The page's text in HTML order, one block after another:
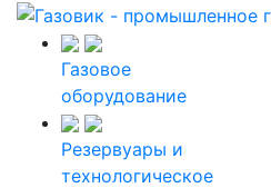
Газовое
оборудование
Резервуары и
технологическое